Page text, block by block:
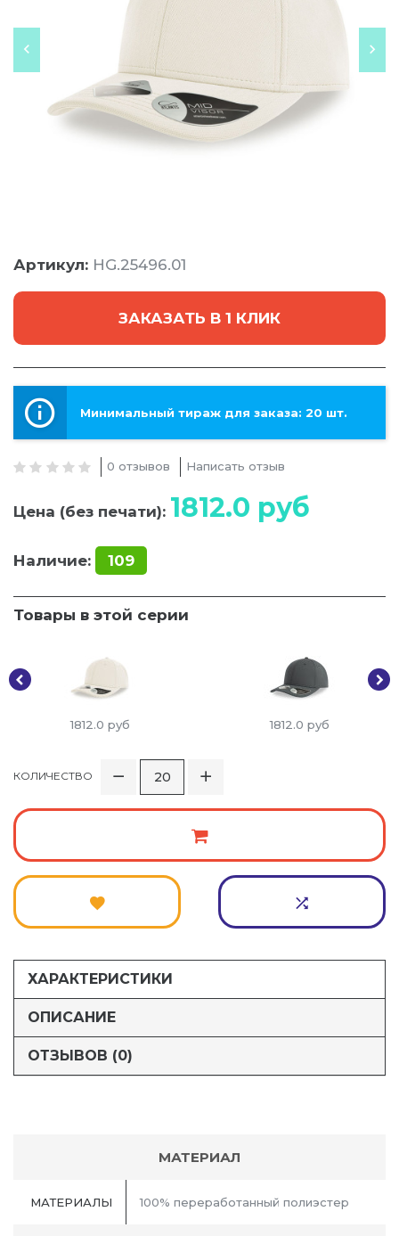
Артикул: HG.25496.01
ЗАКАЗАТЬ В 1 КЛИК
Минимальный тираж для заказа: 20 шт.
0 отзывов Написать отзыв
Цена (без печати): 1812.0 руб
Наличие: 109
Товары в этой серии
1812.0 руб 1812.0 руб
КОЛИЧЕСТВО
ХАРАКТЕРИСТИКИ
ОПИСАНИЕ
ОТЗЫВОВ (0)
МАТЕРИАЛ
МАТЕРИАЛЫ 100% переработанный полиэстер